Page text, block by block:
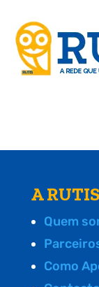
A RUTIS
Quem
Como